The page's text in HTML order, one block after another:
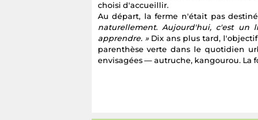
choisi d'accueillir.
Au départ, la ferme n'était pas
naturellement. Aujourd'hui, c'est
apprendre. »Dix ans plus tard,
parenthèse verte dans le quotidien
envisagées — autruche, kangourou. La